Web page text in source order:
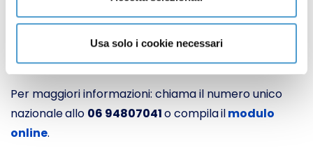
Usa solo i cookie necessari
quota sanitaria;
recuperare le somme già versate;
ricevere assistenza per tutti i documenti
necessari alla pratica.
Per maggiori informazioni: chiama il numero unico
nazionaleallo 06 94807041o compilailmodulo
online.